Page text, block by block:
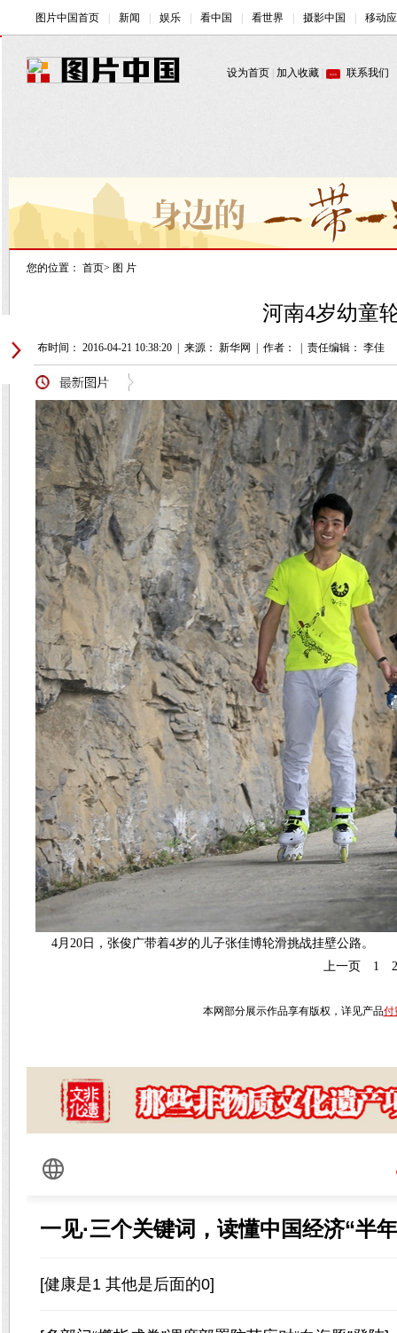
您的位置： 首页> 图 片
河南4岁幼童
发布时间： 2016-04-21 10:38:20 来源： 新华网 作者： 责任编辑： 李佳
4月20日，张俊广带着4岁的儿子张佳博轮滑挑战挂壁公路。
上一页
1 2
本网部分展示作品享有版权，详见产品付